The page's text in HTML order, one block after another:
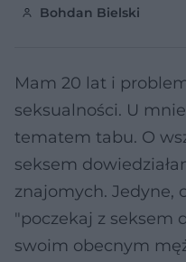
Bohdan Bielski
Mam 20 lat i
seksualności. U
tematem tabu. O
seksem
znajomych. Jedyne,
"poczekaj z seksem
swoim obecnym